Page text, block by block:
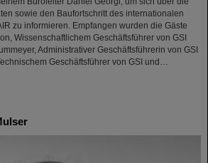
sowie den Baufortschritt des internationalen
zu informieren. Empfangen wurden die Gäste
Wissenschaftlichem Geschäftsführer von GSI
Administrativer Geschäftsführerin von GSI
Geschäftsführer von GSI und…